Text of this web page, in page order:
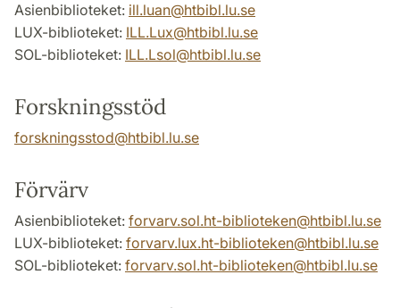
Asienbiblioteket: ill.luan@htbibl.lu.se
LUX-biblioteket: ILL.Lux@htbibl.lu.se
SOL-biblioteket: ILL.Lsol@htbibl.lu.se
Forskningsstöd
forskningsstod@htbibl.lu.se
Förvärv
Asienbiblioteket: forvarv.sol.ht-biblioteken@htbibl.lu.se
LUX-biblioteket: forvarv.lux.ht-biblioteken@htbibl.lu.se
SOL-biblioteket: forvarv.sol.ht-biblioteken@htbibl.lu.se